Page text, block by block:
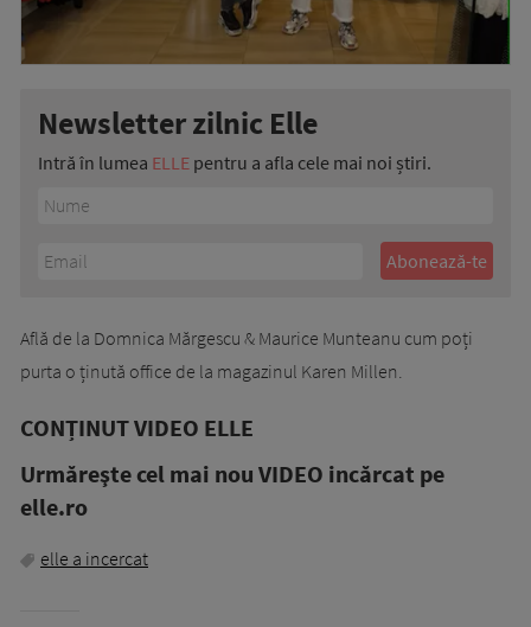
Newsletter zilnic Elle
Intră în lumea ELLE pentru a afla cele mai noi știri.
Află de la Domnica Mărgescu & Maurice Munteanu cum poți
purta o ținută office de la magazinul Karen Millen.
CONȚINUT VIDEO ELLE
Urmăreşte cel mai nou VIDEO incărcat pe
elle.ro
elle a incercat